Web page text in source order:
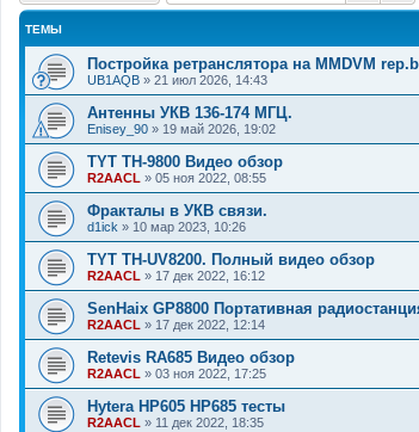
ТЕМЫ
Постройка ретранслятора на MMDVM
UB1AQB » 21 июл 2026, 14:43
Антенны УКВ 136-174 МГЦ.
Enisey_90 » 19 май 2026, 19:02
TYT TH-9800 Видео обзор
R2AACL » 05 ноя 2022, 08:55
Фракталы в УКВ связи.
d1ick » 10 мар 2023, 10:26
TYT TH-UV8200. Полный видео обзор
R2AACL » 17 дек 2022, 16:12
SenHaix GP8800 Портативная
R2AACL » 17 дек 2022, 12:14
Retevis RA685 Видео обзор
R2AACL » 03 ноя 2022, 17:25
Hytera HP605 HP685 тесты
R2AACL » 11 дек 2022, 18:35